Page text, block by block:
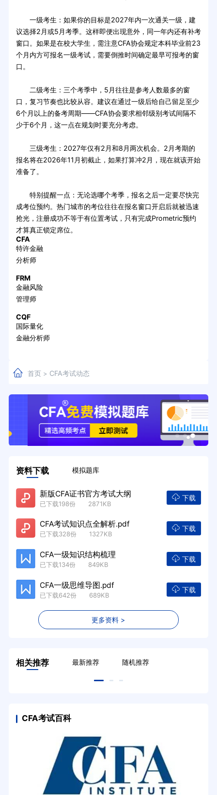
一级考生：如果你的目标是2027年内一次通关一级，建
议选择2月或5月考季。这样即便出现意外，同一年内还有补考
窗口。如果是在校大学生，需注意CFA协会规定本科毕业前23
个月内方可报名一级考试，需要倒推时间确定最早可报考的窗
口。
二级考生：三个考季中，5月往往是参考人数最多的窗
口，复习节奏也比较从容。建议在通过一级后给自己留足至少
6个月以上的备考周期——CFA协会要求相邻级别考试间隔不
少于6个月，这一点在规划时要充分考虑。
三级考生：2027年仅有2月和8月两次机会。2月考期的
报名将在2026年11月初截止，如果打算冲2月，现在就该开始
准备了。
特别提醒一点：无论选哪个考季，报名之后一定要尽快完
成考位预约。热门城市的考位往往在报名窗口开启后就被迅速
抢光，注册成功不等于有位置考试，只有完成Prometric预约
才算真正锁定席位。
CFA
特许金融
分析师
FRM
金融风险
管理师
CQF
国际量化
金融分析师
首页> CFA考试动态
资料下载 模拟题库
新版CFA证书官方考试大纲
已下载198份 2871KB
下载
CFA考试知识点全解析.pdf
已下载328份 1327KB
下载
CFA一级知识结构梳理
已下载134份 849KB
下载
CFA一级思维导图.pdf
已下载642份 689KB
下载
更多资料 >
相关推荐 最新推荐 随机推荐
CFA考试百科